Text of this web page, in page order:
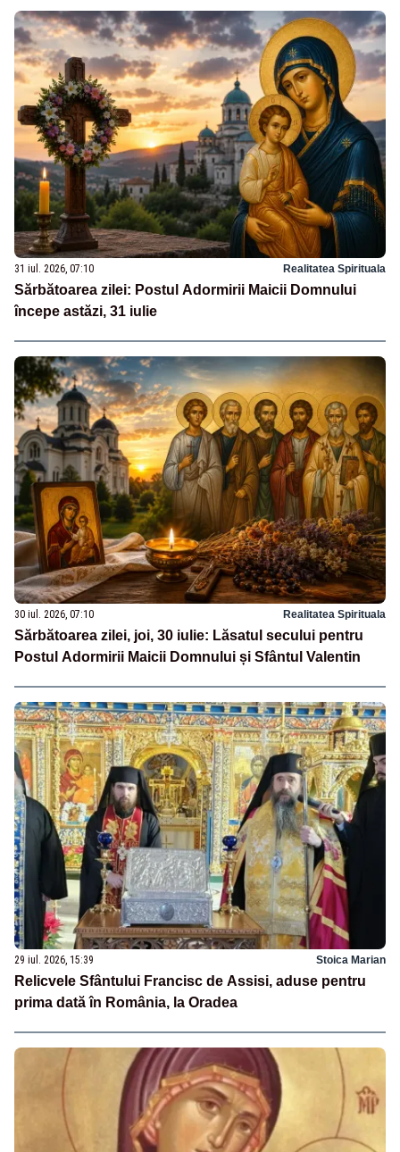
31 iul. 2026, 07:10 Realitatea Spirituala
Sărbătoarea zilei: Postul Adormirii Maicii Domnului
începe astăzi, 31 iulie
30 iul. 2026, 07:10 Realitatea Spirituala
Sărbătoarea zilei, joi, 30 iulie: Lăsatul secului pentru
Postul Adormirii Maicii Domnului și Sfântul Valentin
29 iul. 2026, 15:39 Stoica Marian
Relicvele Sfântului Francisc de Assisi, aduse pentru
prima dată în România, la Oradea